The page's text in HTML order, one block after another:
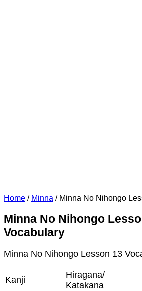
Home / Minna / Minna No Nihongo
Minna No Nihongo
Vocabulary
Minna No Nihongo Lesson 13
Kanji
Hiragana/
Katakana